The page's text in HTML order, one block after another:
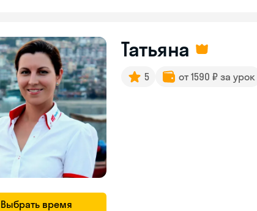
Выбрать время
Татьяна
5 от 1590 ₽ за урок